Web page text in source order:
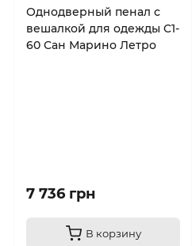
Однодверный пенал с
вешалкой для одежды C1-
60 Сан Марино Летро
7 736 грн
В корзину